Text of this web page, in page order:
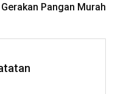
Gerakan Pangan Murah